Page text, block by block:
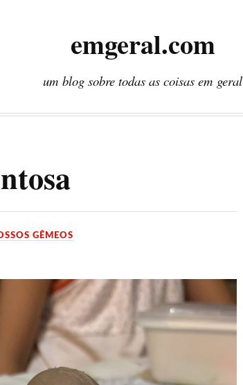
emgeral.com
um blog sobre todas as coisas em geral
GÊMEOS